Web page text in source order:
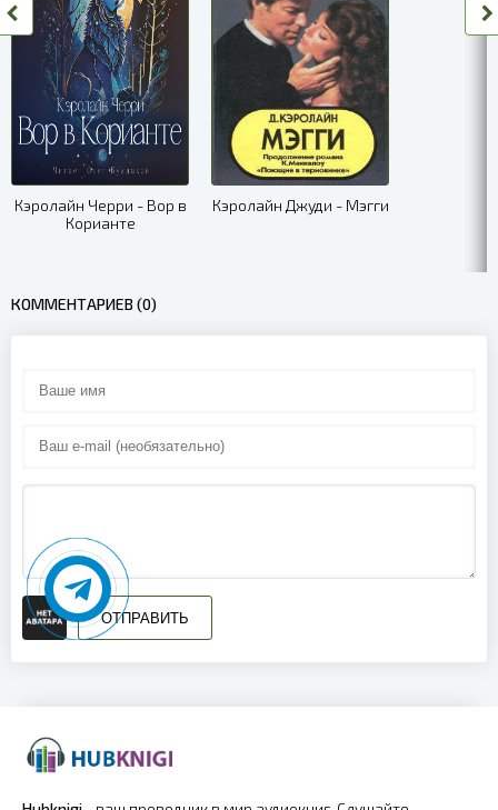
09
10
11
12
13
16
18
19
20
22
23
24
25
26
Кэролайн Черри - Вор в
Корианте
Кэролайн Джуди - Мэгги
КОММЕНТАРИЕВ (0)
ОТПРАВИТЬ